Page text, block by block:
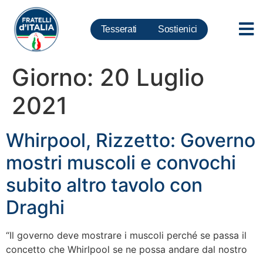
Tesserati Sostienici
Giorno: 20 Luglio
2021
Whirpool, Rizzetto: Governo
mostri muscoli e convochi
subito altro tavolo con
Draghi
“Il governo deve mostrare i muscoli perché se passa il
concetto che Whirlpool se ne possa andare dal nostro